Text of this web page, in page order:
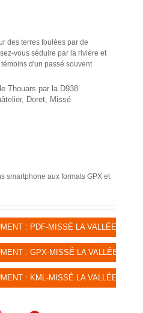
des terres foulées par de
vous séduire par la rivière et
d'un passé souvent
Thouars par la D938
Doret, Missé
smartphone aux formats GPX et
: PDF-MISSÉ LA VALLÉE DU
: GPX-MISSÉ LA VALLÉE DU
: KML-MISSÉ LA VALLÉE DU